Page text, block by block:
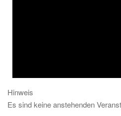
Hinweis
Es sind keine anstehenden